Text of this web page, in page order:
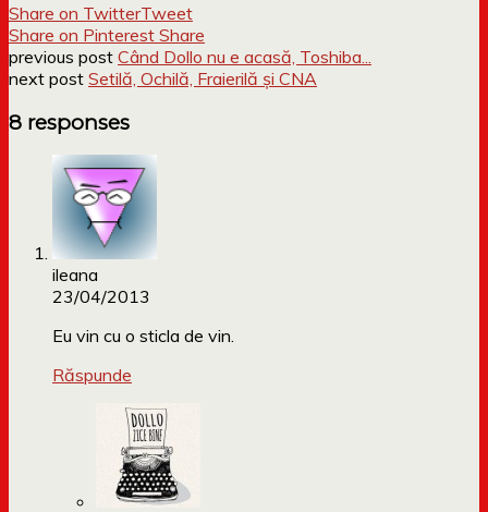
Share on TwitterTweet
Share on Pinterest Share
previous post Când Dollo nu e acasă, Toshiba...
next post Setilă, Ochilă, Fraierilă și CNA
8 responses
ileana
23/04/2013
Eu vin cu o sticla de vin.
Răspunde